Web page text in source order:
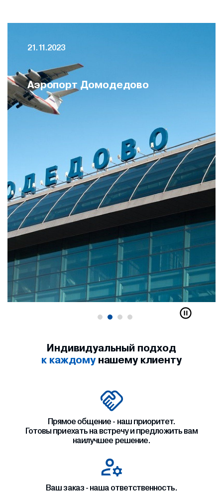
21.11.2023
Аэропорт Домодедово
Индивидуальный подход
к каждомунашему клиенту
Прямое общение - наш приоритет.
Готовы приехать на встречу и предложить вам
наилучшее решение.
Ваш заказ - наша ответственность.